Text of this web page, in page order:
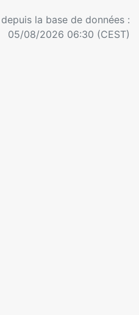
la base de données :
05/08/2026 06:30 (CEST)